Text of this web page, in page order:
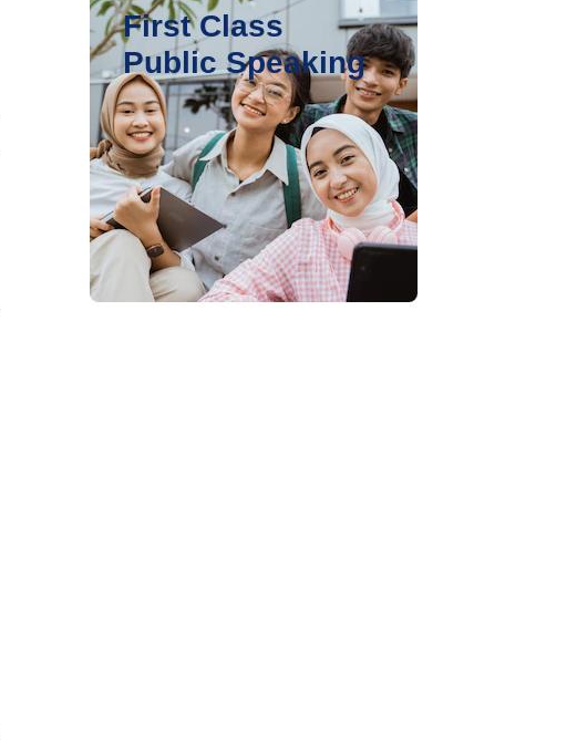
First Class
Public Speaking